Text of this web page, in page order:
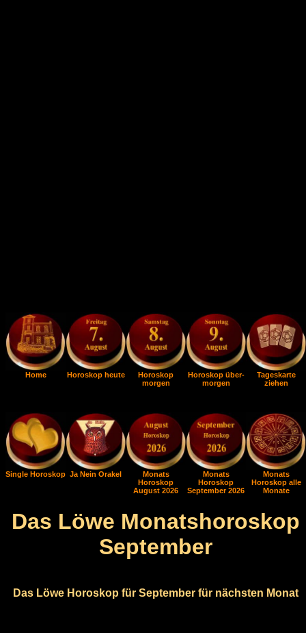
Home Horoskop heute
Horoskop
morgen
Horoskop über-
morgen
Tageskarte
ziehen
Single Horoskop Ja Nein Orakel
Monats
Horoskop
August 2026
Monats
Horoskop
September 2026
Monats
Horoskop alle
Monate
Das Löwe Monatshoroskop
September
Das Löwe Horoskop für September für nächsten Monat